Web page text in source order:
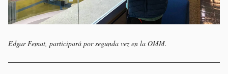
Edgar Femat, participará por segunda vez en la OMM.